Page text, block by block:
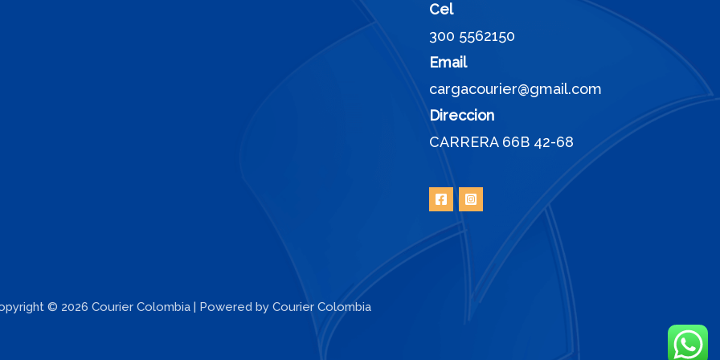
Cel
300 5562150
Email
cargacourier@gmail.com
Direccion
CARRERA 66B 42-68
© 2026 Courier Colombia | Powered by Courier Colombia